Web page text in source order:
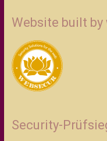
Website built
Security-